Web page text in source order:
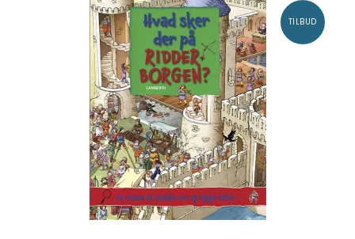
TILBUD